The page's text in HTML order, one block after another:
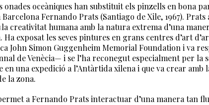
onades oceàniques han substituit els pinzells en bona
Fernando Prats (Santiago de Xile, 1967). Prats
creativitat humana amb la natura extrema d’una
exposat les seves pintures en grans centres d’art
John Simon Guggenheim Memorial Foundation i va
de Venècia— i se l’ha reconegut especialment per la
en una expedició a l’Antàrtida xilena i que va crear amb
la zona.
a Fernando Prats interactuar d’una manera tan